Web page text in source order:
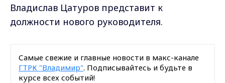
Владислав Цатуров представит к
должности нового руководителя.
Самые свежие и главные новости в макс-канале
ГТРК "Владимир". Подписывайтесь и будьте в
курсе всех событий!